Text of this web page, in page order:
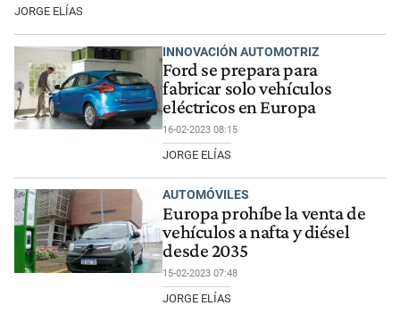
JORGE ELÍAS
INNOVACIÓN AUTOMOTRIZ
Ford se prepara para
fabricar solo vehículos
eléctricos en Europa
16-02-2023 08:15
JORGE ELÍAS
AUTOMÓVILES
Europa prohíbe la venta de
vehículos a nafta y diésel
desde 2035
15-02-2023 07:48
JORGE ELÍAS